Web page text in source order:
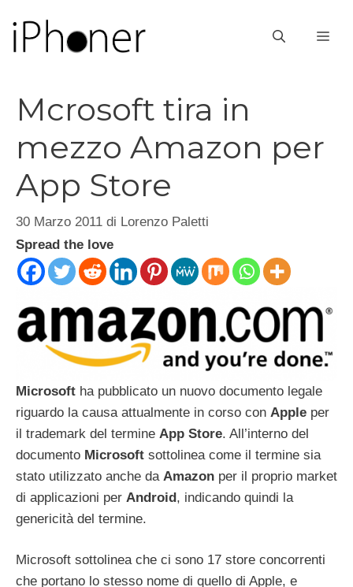
contenuto
Mcrosoft tira in
mezzo Amazon per
App Store
30 Marzo 2011 di Lorenzo Paletti
Spread the love
Microsoft ha pubblicato un nuovo documento legale
riguardo la causa attualmente in corso con Apple per
il trademark del termine App Store. All’interno del
documento Microsoft sottolinea come il termine sia
stato utilizzato anche da Amazon per il proprio market
di applicazioni per Android, indicando quindi la
genericità del termine.
Microsoft sottolinea che ci sono 17 store concorrenti
che portano lo stesso nome di quello di Apple, e